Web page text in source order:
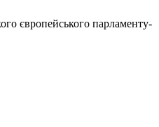
європейського парламенту-